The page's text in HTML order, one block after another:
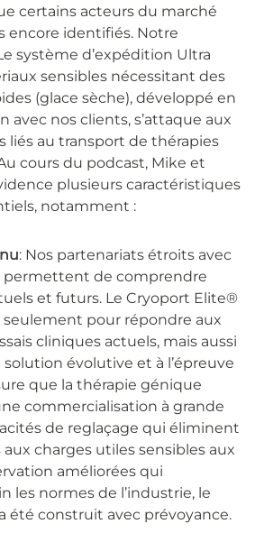
certains acteurs du marché
encore identifiés. Notre
système d’expédition Ultra
sensibles nécessitant des
(glace sèche), développé en
avec nos clients, s’attaque aux
liés au transport de thérapies
cours du podcast, Mike et
plusieurs caractéristiques
notamment :
: Nos partenariats étroits avec
permettent de comprendre
et futurs. Le Cryoport Elite®
seulement pour répondre aux
cliniques actuels, mais aussi
évolutive et à l’épreuve
que la thérapie génique
commercialisation à grande
de reglaçage qui éliminent
aux charges utiles sensibles aux
améliorées qui
les normes de l’industrie, le
été construit avec prévoyance.